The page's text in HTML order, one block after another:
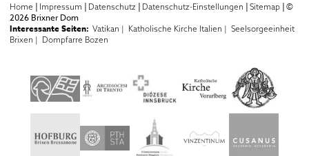
Home | Impressum | Datenschutz | Datenschutz-Einstellungen | Sitemap |©
2026 Brixner Dom
Interessante Seiten: Vatikan | Katholische Kirche Italien | Seelsorgeeinheit
Brixen | Dompfarre Bozen